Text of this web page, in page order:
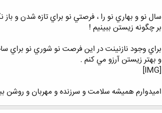
سال نو و بهاري نو را ، فرصتي نو براي تازه شدن و باز
بر چگونه زيستن ببينيم !
براي وجود نازنينت در اين فرصت نو شوري نو براي
و بهتر زيستن آرزو مي كنم .
[IMG]
اميدوارم هميشه سلامت و سرزنده و مهربان و روشن